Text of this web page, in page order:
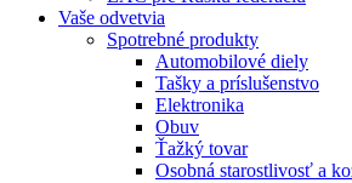
Vaše odvetvia
Spotrebné produkty
Automobilové diely
Tašky a príslušenstvo
Elektronika
Obuv
Ťažký tovar
Osobná starostlivosť a